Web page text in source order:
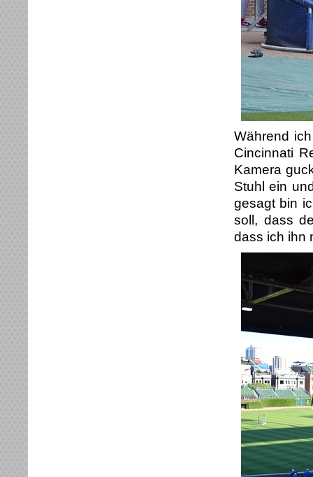
Während
Cincinnati
Kamera
Stuhl ein
gesagt bin
soll, dass
dass ich ihn